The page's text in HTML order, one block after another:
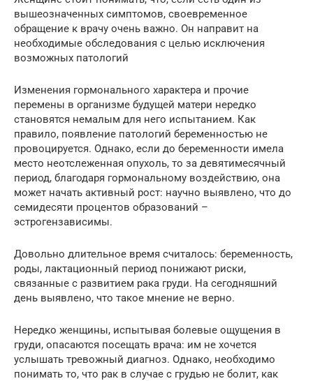
вышеозначенных симптомов, своевременное
обращение к врачу очень важно. Он направит на
необходимые обследования с целью исключения
возможных патологий
Изменения гормонального характера и прочие
перемены в организме будущей матери нередко
становятся немалым для него испытанием. Как
правило, появление патологий беременностью не
провоцируется. Однако, если до беременности имела
место неотслеженная опухоль, то за девятимесячный
период, благодаря гормональному воздействию, она
может начать активный рост: научно выявлено, что до
семидесяти процентов образований –
эстрогензависимы.
Довольно длительное время считалось: беременность,
роды, лактационный период понижают риски,
связанные с развитием рака груди. На сегодняшний
день выявлено, что такое мнение не верно.
Нередко женщины, испытывая болевые ощущения в
груди, опасаются посещать врача: им не хочется
услышать тревожный диагноз. Однако, необходимо
понимать то, что рак в случае с грудью не болит, как